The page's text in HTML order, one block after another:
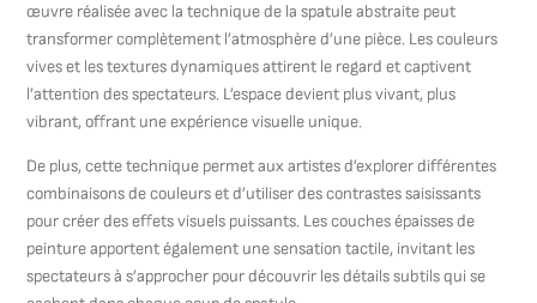
œuvre réalisée avec la technique de la spatule abstraite peut
transformer complètement l’atmosphère d’une pièce. Les couleurs
vives et les textures dynamiques attirent le regard et captivent
l’attention des spectateurs. L’espace devient plus vivant, plus
vibrant, offrant une expérience visuelle unique.
De plus, cette technique permet aux artistes d’explorer différentes
combinaisons de couleurs et d’utiliser des contrastes saisissants
pour créer des effets visuels puissants. Les couches épaisses de
peinture apportent également une sensation tactile, invitant les
spectateurs à s’approcher pour découvrir les détails subtils qui se